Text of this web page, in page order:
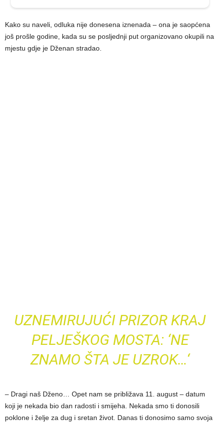
Kako su naveli, odluka nije donesena iznenada – ona je saopćena
još prošle godine, kada su se posljednji put organizovano okupili na
mjestu gdje je Dženan stradao.
UZNEMIRUJUĆI PRIZOR KRAJ
PELJEŠKOG MOSTA: ‘NE
ZNAMO ŠTA JE UZROK…‘
– Dragi naš Dženo… Opet nam se približava 11. august – datum
koji je nekada bio dan radosti i smijeha. Nekada smo ti donosili
poklone i želje za dug i sretan život. Danas ti donosimo samo svoja